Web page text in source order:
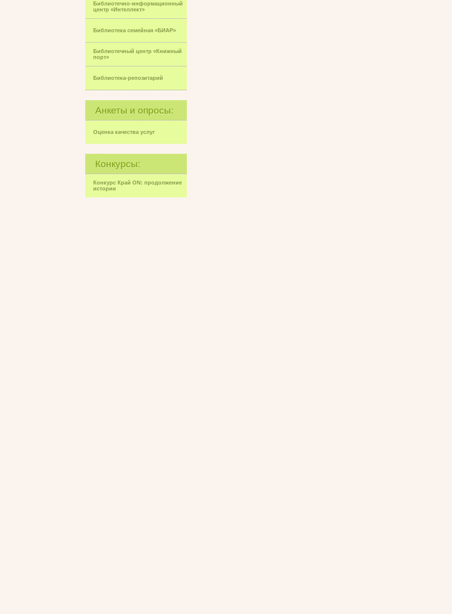
Библиотечно-информационный
центр «Интеллект»
Библиотека семейная «БИАР»
Библиотечный центр «Книжный
порт»
Библиотека-репозитарий
Анкеты и опросы:
Оценка качества услуг
Конкурсы:
Конкурс Край ON: продолжение
истории